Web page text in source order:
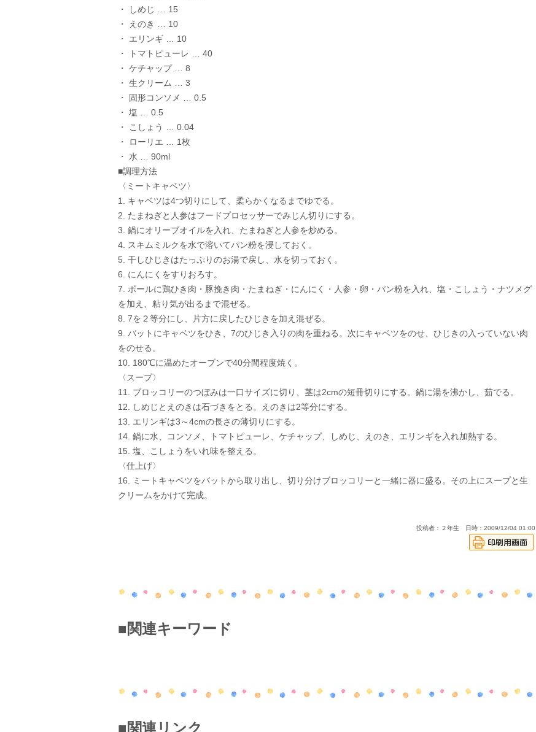
・ しめじ … 15
・ えのき … 10
・ エリンギ … 10
・ トマトピューレ … 40
・ ケチャップ … 8
・ 生クリーム … 3
・ 固形コンソメ … 0.5
・ 塩 … 0.5
・ こしょう … 0.04
・ ローリエ … 1枚
・ 水 … 90ml
■調理方法
〈ミートキャベツ〉
1. キャベツは4つ切りにして、柔らかくなるまでゆでる。
2. たまねぎと人参はフードプロセッサーでみじん切りにする。
3. 鍋にオリーブオイルを入れ、たまねぎと人参を炒める。
4. スキムミルクを水で溶いてパン粉を浸しておく。
5. 干しひじきはたっぷりのお湯で戻し、水を切っておく。
6. にんにくをすりおろす。
7. ボールに鶏ひき肉・豚挽き肉・たまねぎ・にんにく・人参・卵・パン粉を入れ、塩・こしょう・ナツメグ
を加え、粘り気が出るまで混ぜる。
8. 7を２等分にし、片方に戻したひじきを加え混ぜる。
9. バットにキャベツをひき、7のひじき入りの肉を重ねる。次にキャベツをのせ、ひじきの入っていない肉
をのせる。
10. 180℃に温めたオーブンで40分間程度焼く。
〈スープ〉
11. ブロッコリーのつぼみは一口サイズに切り、茎は2cmの短冊切りにする。鍋に湯を沸かし、茹でる。
12. しめじとえのきは石づきをとる。えのきは2等分にする。
13. エリンギは3～4cmの長さの薄切りにする。
14. 鍋に水、コンソメ、トマトピューレ、ケチャップ、しめじ、えのき、エリンギを入れ加熱する。
15. 塩、こしょうをいれ味を整える。
〈仕上げ〉
16. ミートキャベツをバットから取り出し、切り分けブロッコリーと一緒に器に盛る。その上にスープと生
クリームをかけて完成。
投稿者：２年生 日時：2009/12/04 01:00
■関連キーワード
■関連リンク